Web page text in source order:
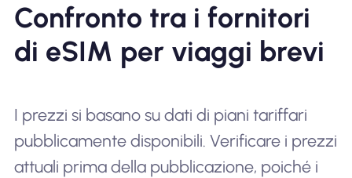
Confronto tra i fornitori
di eSIM per viaggi brevi
I prezzi si basano su dati di piani tariffari
pubblicamente disponibili. Verificare i prezzi
attuali prima della pubblicazione, poiché i